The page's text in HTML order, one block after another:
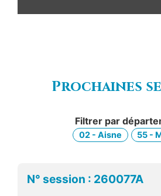
Prochaines
Filtrer par
02 - Aisne 55 -
N° session : 260077A